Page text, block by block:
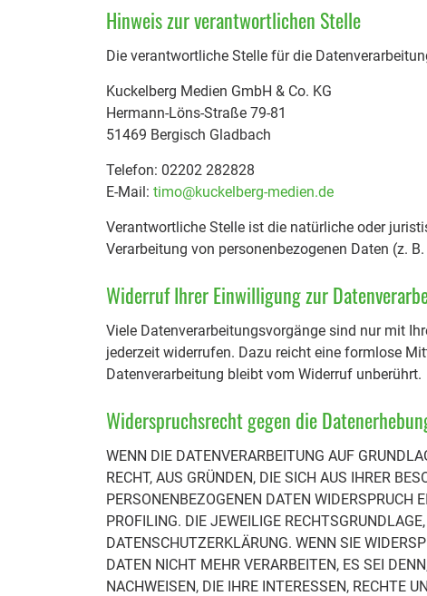
Hinweis zur verantwortlichen Stelle
Die verantwortliche Stelle für die
Kuckelberg Medien GmbH & Co. KG
Hermann-Löns-Straße 79-81
51469 Bergisch Gladbach
Telefon: 02202 282828
E-Mail: timo@kuckelberg-medien.de
Verantwortliche Stelle ist die natürliche oder
Verarbeitung von personenbezogenen Daten (z.
Widerruf Ihrer Einwilligung zur
Viele Datenverarbeitungsvorgänge sind nur mit
jederzeit widerrufen. Dazu reicht eine formlose
Datenverarbeitung bleibt vom Widerruf unberührt.
Widerspruchsrecht gegen die
WENN DIE DATENVERARBEITUNG AUF
RECHT, AUS GRÜNDEN, DIE SICH AUS IHRER
PERSONENBEZOGENEN DATEN WIDERSPRUCH
PROFILING. DIE JEWEILIGE
DATENSCHUTZERKLÄRUNG. WENN SIE
DATEN NICHT MEHR VERARBEITEN, ES SEI
NACHWEISEN, DIE IHRE INTERESSEN, RECHTE